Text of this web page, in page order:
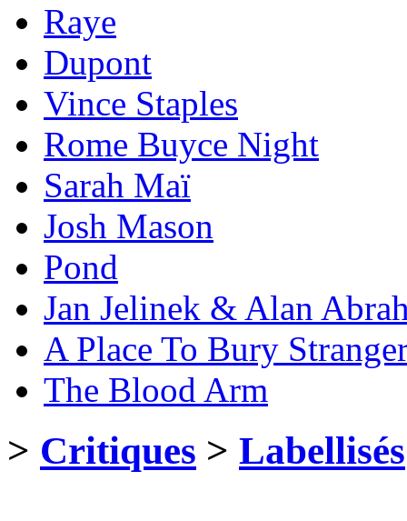
Raye
Dupont
Vince Staples
Rome Buyce Night
Sarah Maï
Josh Mason
Pond
Jan Jelinek & Alan
A Place To Bury
The Blood Arm
> Critiques > Labellisés